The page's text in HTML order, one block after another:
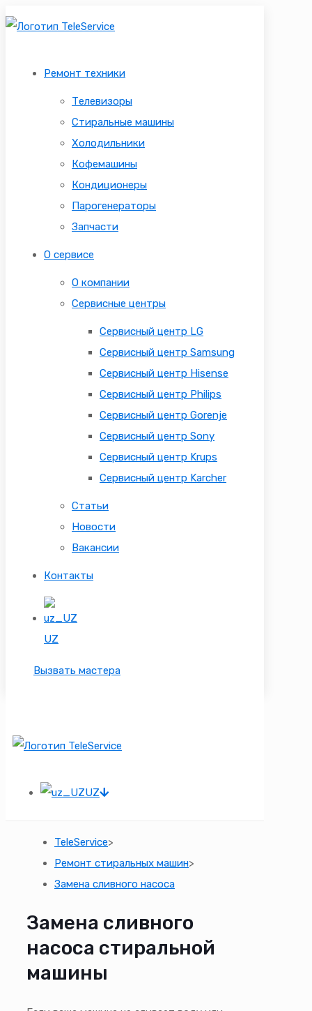
Ремонт техники
Телевизоры
Стиральные машины
Холодильники
Кофемашины
Кондиционеры
Парогенераторы
Запчасти
О сервисе
О компании
Сервисные центры
Сервисный центр LG
Сервисный центр Samsung
Сервисный центр Hisense
Сервисный центр Philips
Сервисный центр Gorenje
Сервисный центр Sony
Сервисный центр Krups
Сервисный центр Karcher
Статьи
Новости
Вакансии
Контакты
UZ
Вызвать мастера
UZ
TeleService>
Ремонт стиральных машин>
Замена сливного насоса
Замена сливного
насоса стиральной
машины